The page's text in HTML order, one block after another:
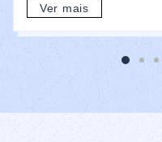
Ver mais
1 2 3